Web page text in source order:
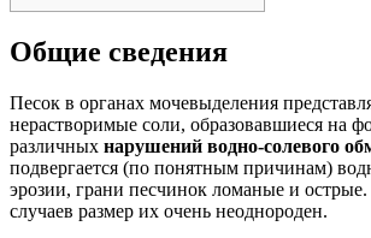
Общие сведения
Песок в органах мочевыделения
нерастворимые соли, образовавшиеся на
различных нарушений водно-солевого
подвергается (по понятным причинам)
эрозии, грани песчинок ломаные и
случаев размер их очень неоднороден.